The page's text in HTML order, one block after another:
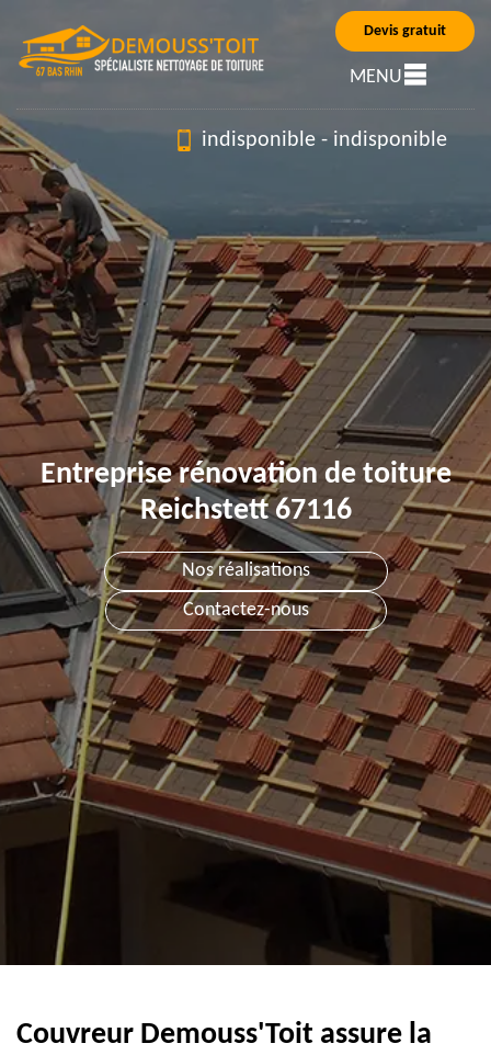
Devis gratuit
MENU
indisponible - indisponible
Entreprise rénovation de toiture
Reichstett 67116
Nos réalisations
Contactez-nous
Couvreur Demouss'Toit assure la